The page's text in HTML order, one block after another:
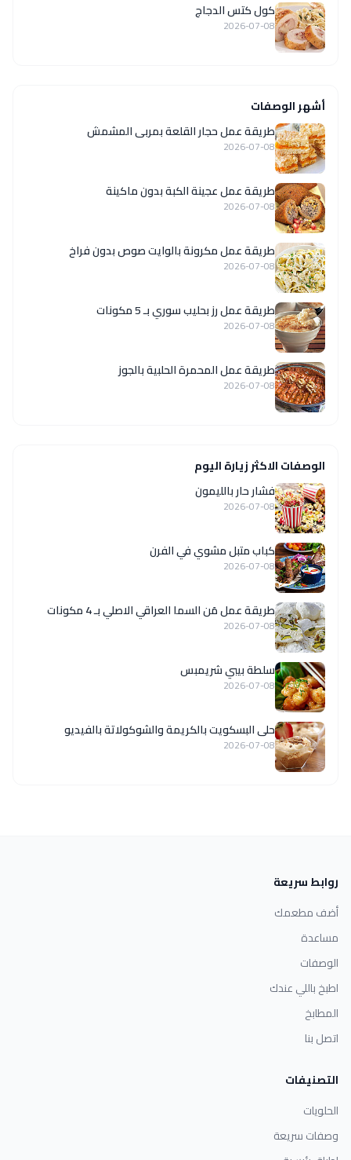
كول كتس الدجاج
2026-07-08
أشهر الوصفات
طريقة عمل حجار القلعة بمربى المشمش
2026-07-08
طريقة عمل عجينة الكبة بدون ماكينة
2026-07-08
طريقة عمل مكرونة بالوايت صوص بدون فراخ
2026-07-08
طريقة عمل رز بحليب سوري بـ 5 مكونات
2026-07-08
طريقة عمل المحمرة الحلبية بالجوز
2026-07-08
الوصفات الاكثر زيارة اليوم
فشار حار بالليمون
2026-07-08
كباب متبل مشوي في الفرن
2026-07-08
طريقة عمل مَن السما العراقي الاصلي بـ 4 مكونات
2026-07-08
سلطة بيبي شريمبس
2026-07-08
حلى البسكويت بالكريمة والشوكولاتة بالفيديو
2026-07-08
روابط سريعة
أضف مطعمك
مساعدة
الوصفات
اطبخ باللي عندك
المطابخ
اتصل بنا
التصنيفات
الحلويات
وصفات سريعة